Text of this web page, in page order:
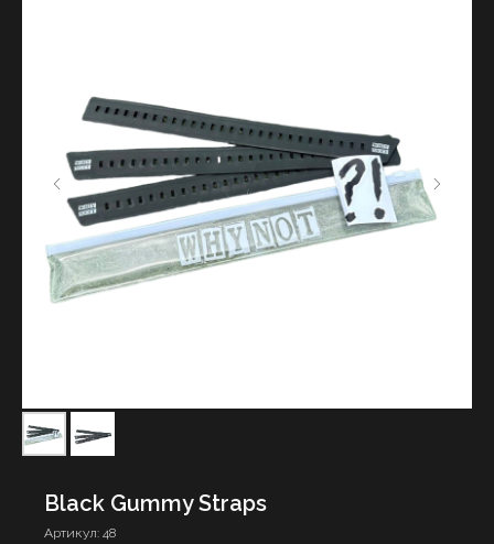
Black Gummy Straps
Артикул: 48